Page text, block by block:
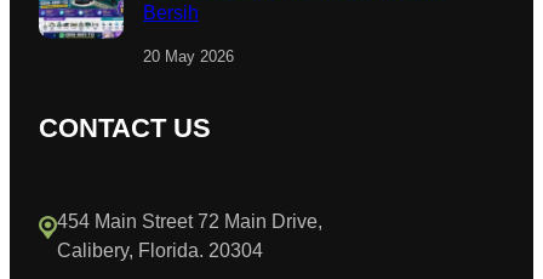
Bersih
20 May 2026
CONTACT US
454 Main Street 72 Main Drive,
Calibery, Florida. 20304